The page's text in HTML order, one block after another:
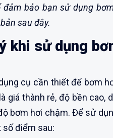
bảo bạn sử dụng
sau đây.
khi sử dụng
cụ cần thiết để bơm
giá thành rẻ, độ bền cao,
bơm hơi chậm. Để sử
số điểm sau: